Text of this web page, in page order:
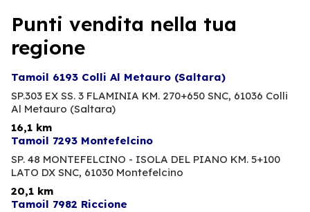
Punti vendita nella tua
regione
Tamoil 6193 Colli Al Metauro (Saltara)
SP.303 EX SS. 3 FLAMINIA KM. 270+650 SNC, 61036 Colli
Al Metauro (Saltara)
16,1 km
Tamoil 7293 Montefelcino
SP. 48 MONTEFELCINO - ISOLA DEL PIANO KM. 5+100
LATO DX SNC, 61030 Montefelcino
20,1 km
Tamoil 7982 Riccione